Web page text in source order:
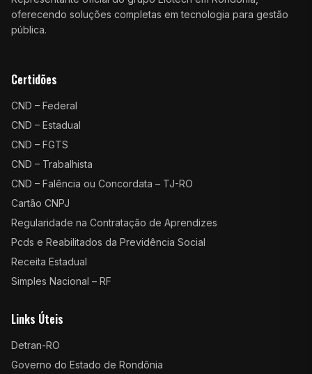
oferecendo soluções completas em tecnologia para gestão
pública.
Certidões
CND – Federal
CND – Estadual
CND – FGTS
CND – Trabalhista
CND – Falência ou Concordata – TJ-RO
Cartão CNPJ
Regularidade na Contratação de Aprendizes
Pcds e Reabilitados da Previdência Social
Receita Estadual
Simples Nacional – RF
Links Úteis
Detran-RO
Governo do Estado de Rondônia